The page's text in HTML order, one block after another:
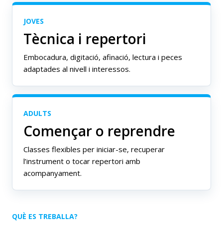
JOVES
Tècnica i repertori
Embocadura, digitació, afinació, lectura i peces
adaptades al nivell i interessos.
ADULTS
Començar o reprendre
Classes flexibles per iniciar-se, recuperar
l’instrument o tocar repertori amb
acompanyament.
QUÈ ES TREBALLA?